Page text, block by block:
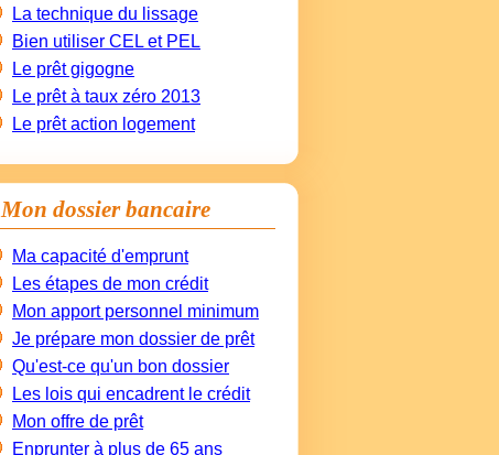
La technique du lissage
Bien utiliser CEL et PEL
Le prêt gigogne
Le prêt à taux zéro 2013
Le prêt action logement
Mon dossier bancaire
Ma capacité d'emprunt
Les étapes de mon crédit
Mon apport personnel minimum
Je prépare mon dossier de prêt
Qu'est-ce qu'un bon dossier
Les lois qui encadrent le crédit
Mon offre de prêt
Enprunter à plus de 65 ans